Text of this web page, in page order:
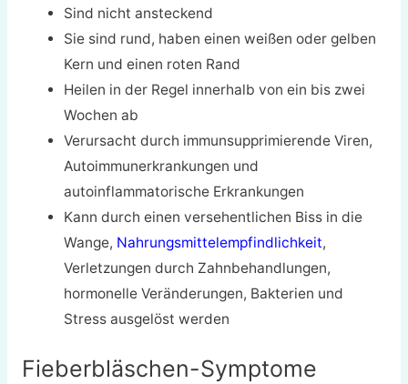
Sind nicht ansteckend
Sie sind rund, haben einen weißen oder gelben
Kern und einen roten Rand
Heilen in der Regel innerhalb von ein bis zwei
Wochen ab
Verursacht durch immunsupprimierende Viren,
Autoimmunerkrankungen und
autoinflammatorische Erkrankungen
Kann durch einen versehentlichen Biss in die
Wange, Nahrungsmittelempfindlichkeit,
Verletzungen durch Zahnbehandlungen,
hormonelle Veränderungen, Bakterien und
Stress ausgelöst werden
Fieberbläschen-Symptome